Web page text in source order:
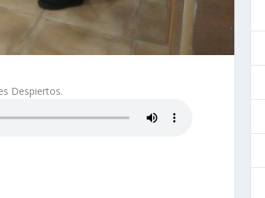
Despiertos.